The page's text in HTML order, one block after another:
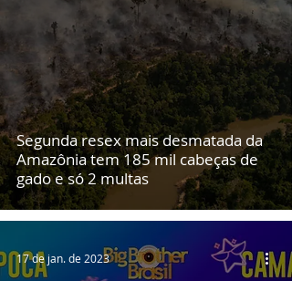
Segunda resex mais desmatada da
Amazônia tem 185 mil cabeças de
gado e só 2 multas
17 de jan. de 2023